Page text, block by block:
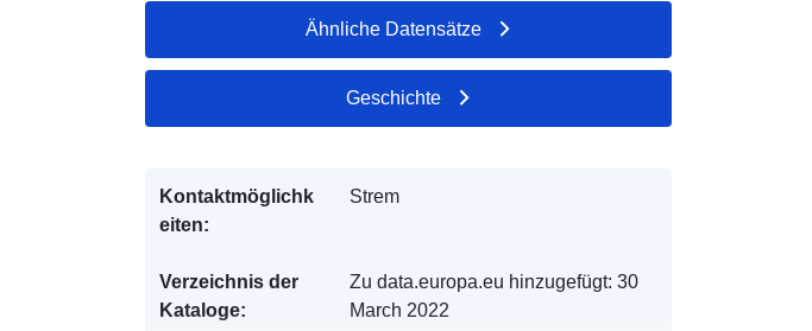
Ähnliche Datensätze
Geschichte
Kontaktmöglichk
eiten:
Strem
Verzeichnis der
Kataloge:
Zu data.europa.eu hinzugefügt: 30
March 2022